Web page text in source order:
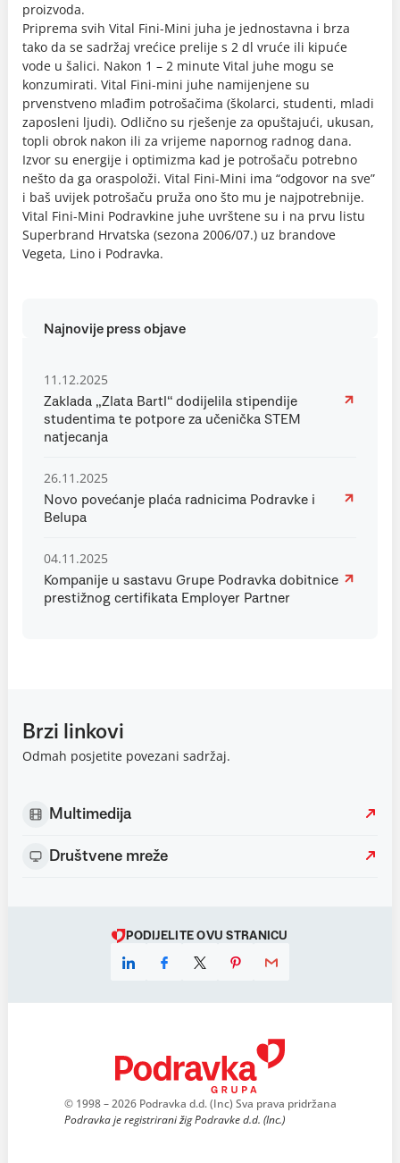
proizvoda.
Priprema svih Vital Fini-Mini juha je jednostavna i brza
tako da se sadržaj vrećice prelije s 2 dl vruće ili kipuće
vode u šalici. Nakon 1 – 2 minute Vital juhe mogu se
konzumirati. Vital Fini-mini juhe namijenjene su
prvenstveno mlađim potrošačima (školarci, studenti, mladi
zaposleni ljudi). Odlično su rješenje za opuštajući, ukusan,
topli obrok nakon ili za vrijeme napornog radnog dana.
Izvor su energije i optimizma kad je potrošaču potrebno
nešto da ga oraspoloži. Vital Fini-Mini ima “odgovor na sve”
i baš uvijek potrošaču pruža ono što mu je najpotrebnije.
Vital Fini-Mini Podravkine juhe uvrštene su i na prvu listu
Superbrand Hrvatska (sezona 2006/07.) uz brandove
Vegeta, Lino i Podravka.
Najnovije press objave
11.12.2025
Zaklada „Zlata Bartl“ dodijelila stipendije
studentima te potpore za učenička STEM
natjecanja
26.11.2025
Novo povećanje plaća radnicima Podravke i
Belupa
04.11.2025
Kompanije u sastavu Grupe Podravka dobitnice
prestižnog certifikata Employer Partner
Brzi linkovi
Odmah posjetite povezani sadržaj.
Multimedija
Društvene mreže
PODIJELITE OVU STRANICU
© 1998 – 2026 Podravka d.d. (Inc) Sva prava pridržana
Podravka je registrirani žig Podravke d.d. (Inc.)